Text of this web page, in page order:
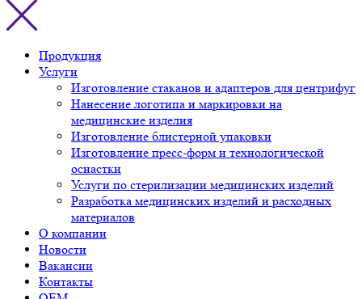
Продукция
Услуги
Изготовление стаканов и адаптеров для центрифуг
Нанесение логотипа и маркировки на
медицинские изделия
Изготовление блистерной упаковки
Изготовление пресс-форм и технологической
оснастки
Услуги по стерилизации медицинских изделий
Разработка медицинских изделий и расходных
материалов
О компании
Новости
Вакансии
Контакты